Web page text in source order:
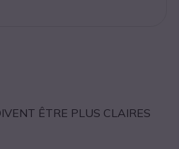
ÊTRE PLUS CLAIRES